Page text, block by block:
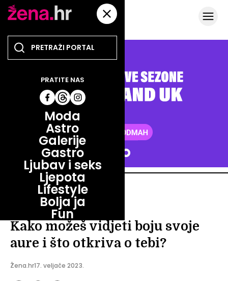
Moda
Astro
Galerije
Gastro
Ljubav i seks
Ljepota
Lifestyle
Bolja ja
Fun
PRATITE NAS
LIFESTYLE
ENERGIJA OKO NAS
Kako možeš vidjeti boju svoje
aure i što otkriva o tebi?
Žena.hr17. veljače 2023.